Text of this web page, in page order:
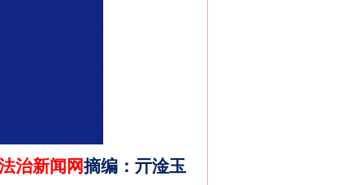
治新闻网摘编 ： 亓淦玉